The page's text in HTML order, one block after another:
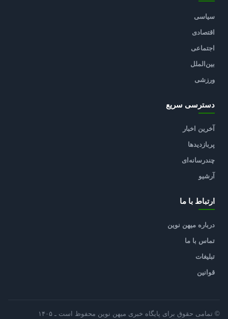
سیاسی
اقتصادی
اجتماعی
بین‌الملل
ورزشی
دسترسی سریع
آخرین اخبار
پربازدیدها
چندرسانه‌ای
آرشیو
ارتباط با ما
درباره میهن نوین
تماس با ما
تبلیغات
قوانین
© تمامی حقوق برای پایگاه خبری میهن نوین محفوظ است ـ ۱۴۰۵